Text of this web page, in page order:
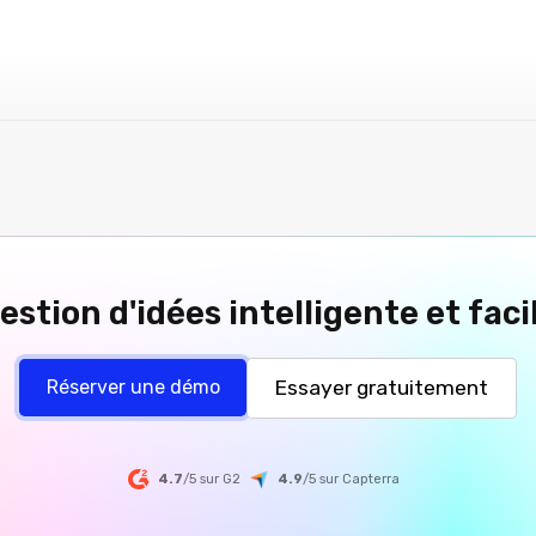
d'idées intelligente et
Réserver une démo Essayer gratuitement
4.7/5 sur G2 4.9/5sur Capterra